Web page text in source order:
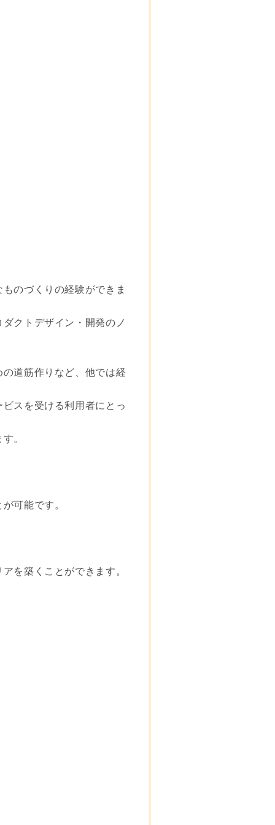
のづくりの経験ができま
クトデザイン・開発のノ
道筋作りなど、他では経
スを受ける利用者にとっ
。
可能です。
を築くことができます。